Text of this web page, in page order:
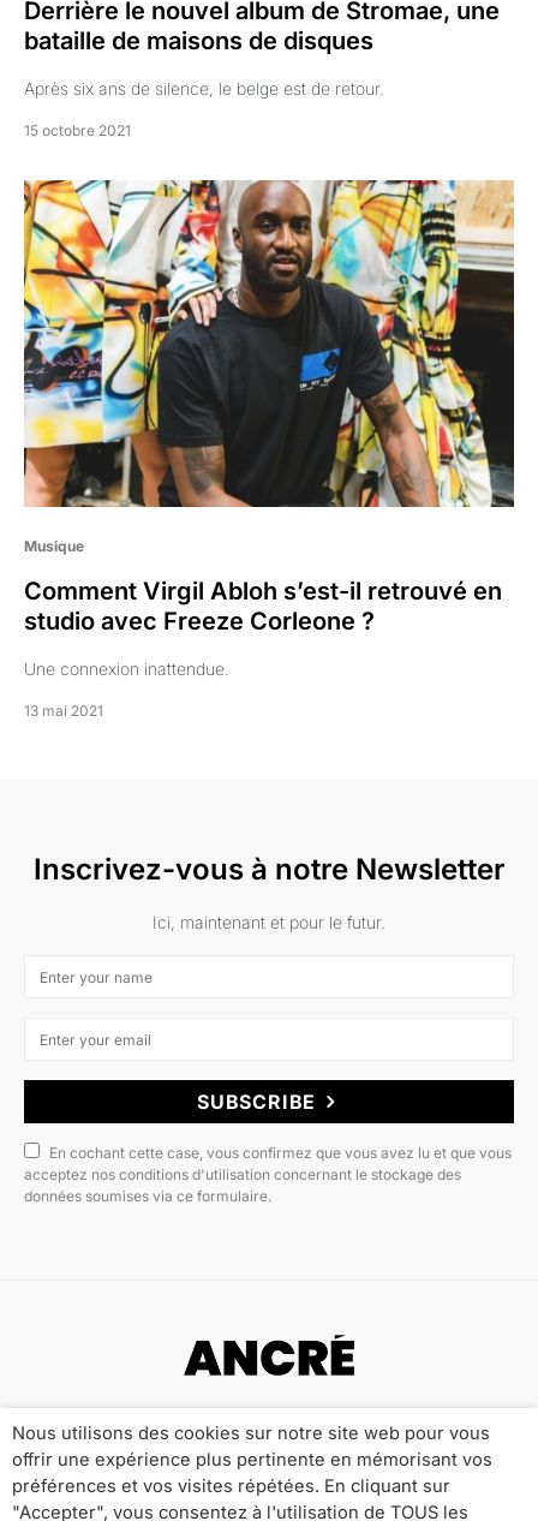
Derrière le nouvel album de Stromae, une
bataille de maisons de disques
Après six ans de silence, le belge est de retour.
15 octobre 2021
Musique
Comment Virgil Abloh s’est-il retrouvé en
studio avec Freeze Corleone ?
Une connexion inattendue.
13 mai 2021
Inscrivez-vous à notre Newsletter
Ici, maintenant et pour le futur.
SUBSCRIBE
En cochant cette case, vous confirmez que vous avez lu et que vous
acceptez nos conditions d'utilisation concernant le stockage des
données soumises via ce formulaire.
Qui sommes-nous ? Publicité
Contact
Mentions Légales
Politique de Confidentialité
Nous utilisons des cookies sur notre site web pour vous
offrir une expérience plus pertinente en mémorisant vos
préférences et vos visites répétées. En cliquant sur
"Accepter", vous consentez à l'utilisation de TOUS les